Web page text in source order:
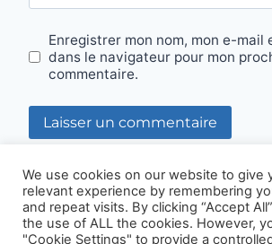
Enregistrer mon nom, mon e-mail
dans le navigateur pour mon
commentaire.
© Di Bartolomeo
We use cookies on our website to give
relevant experience by remembering
and repeat visits. By clicking “Accept
the use of ALL the cookies. However,
"Cookie Settings" to provide a